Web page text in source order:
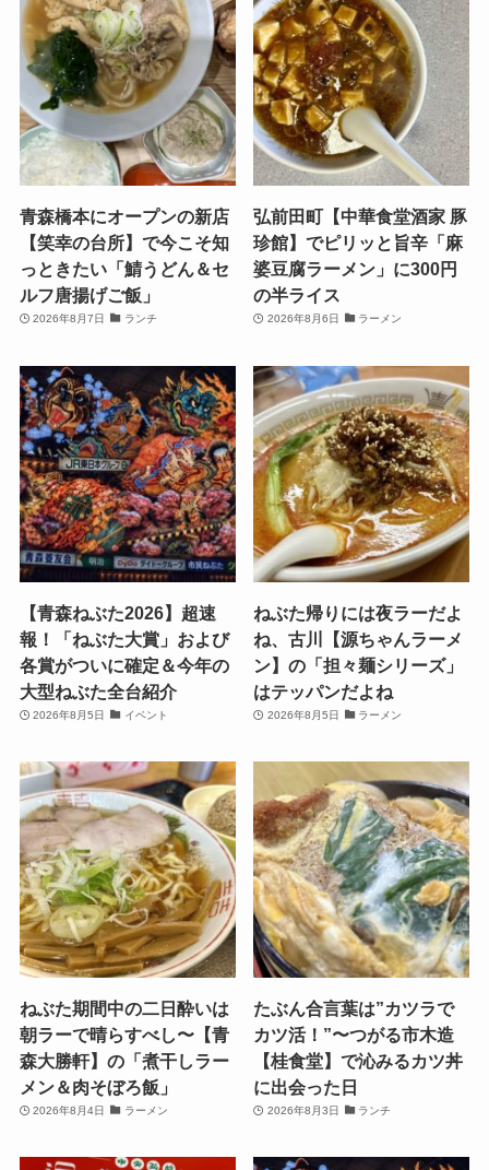
青森橋本にオープンの新店
【笑幸の台所】で今こそ知
っときたい「鯖うどん＆セ
ルフ唐揚げご飯」
2026年8月7日 ランチ
弘前田町【中華食堂酒家 豚
珍館】でピリッと旨辛「麻
婆豆腐ラーメン」に300円
の半ライス
2026年8月6日 ラーメン
【青森ねぶた2026】超速
報！「ねぶた大賞」および
各賞がついに確定＆今年の
大型ねぶた全台紹介
2026年8月5日 イベント
ねぶた帰りには夜ラーだよ
ね、古川【源ちゃんラーメ
ン】の「担々麺シリーズ」
はテッパンだよね
2026年8月5日 ラーメン
ねぶた期間中の二日酔いは
朝ラーで晴らすべし〜【青
森大勝軒】の「煮干しラー
メン＆肉そぼろ飯」
2026年8月4日 ラーメン
たぶん合言葉は”カツラで
カツ活！”〜つがる市木造
【桂食堂】で沁みるカツ丼
に出会った日
2026年8月3日 ランチ